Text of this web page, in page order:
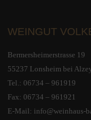
WEINGUT
Bermersheimerstrasse 19
55237 Lonsheim bei
Tel.:06734 – 961919
Fax: 06734 – 961921
E-Mail: info@weinhaus-